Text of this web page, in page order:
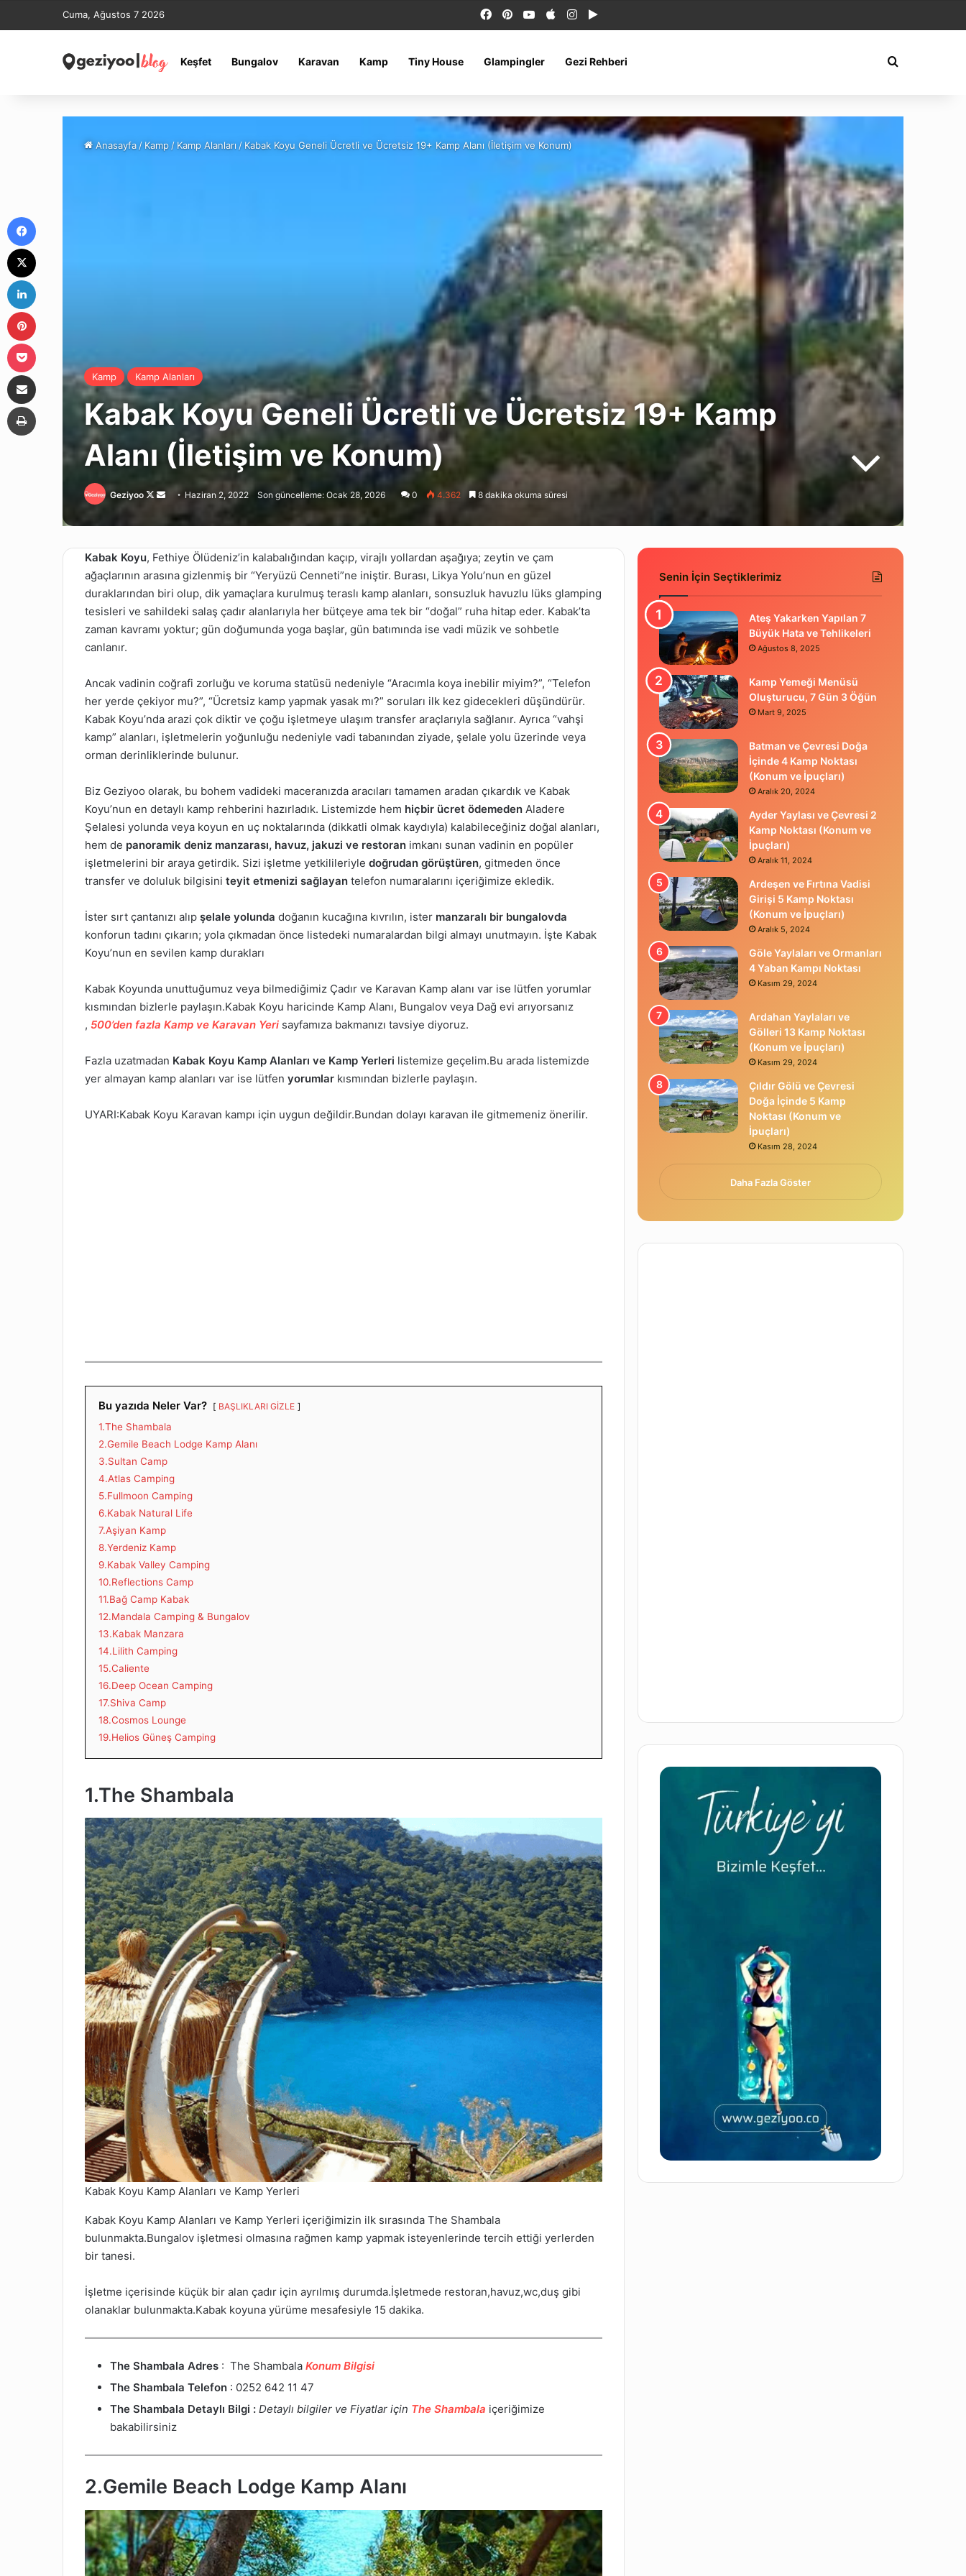
Cuma, Ağustos 7 2026 Facebook
PinterestYouTube
AppleInstagram
Google Play
Keşfet Bungalov Karavan Kamp Tiny House Glampingler Gezi Rehberi Arama yap
Anasayfa/Kamp/Kamp Alanları/Kabak Koyu Geneli Ücretli ve Ücretsiz 19+ Kamp Alanı (İletişim ve Konum)
Kamp Kamp Alanları
Kabak Koyu Geneli Ücretli ve Ücretsiz 19+ Kamp
Alanı (İletişim ve Konum)
Geziyoo
Follow
X
Bir
posta
Haziran 2, 2022 Son güncelleme: Ocak 28, 2026 0 4.362 8 dakika okuma süresi
Kabak Koyu, Fethiye Ölüdeniz’in kalabalığından kaçıp, virajlı yollardan aşağıya; zeytin ve çam
ağaçlarının arasına gizlenmiş bir “Yeryüzü Cenneti”ne iniştir. Burası, Likya Yolu’nun en güzel
duraklarından biri olup, dik yamaçlara kurulmuş teraslı kamp alanları, sonsuzluk havuzlu lüks glamping
tesisleri ve sahildeki salaş çadır alanlarıyla her bütçeye ama tek bir “doğal” ruha hitap eder. Kabak’ta
zaman kavramı yoktur; gün doğumunda yoga başlar, gün batımında ise vadi müzik ve sohbetle
canlanır.
Ancak vadinin coğrafi zorluğu ve koruma statüsü nedeniyle “Aracımla koya inebilir miyim?”, “Telefon
her yerde çekiyor mu?”, “Ücretsiz kamp yapmak yasak mı?” soruları ilk kez gidecekleri düşündürür.
Kabak Koyu’nda arazi çok diktir ve çoğu işletmeye ulaşım transfer araçlarıyla sağlanır. Ayrıca “vahşi
kamp” alanları, işletmelerin yoğunluğu nedeniyle vadi tabanından ziyade, şelale yolu üzerinde veya
orman derinliklerinde bulunur.
Biz Geziyoo olarak, bu bohem vadideki maceranızda aracıları tamamen aradan çıkardık ve Kabak
Koyu’nun en detaylı kamp rehberini hazırladık. Listemizde hem hiçbir ücret ödemeden Aladere
Şelalesi yolunda veya koyun en uç noktalarında (dikkatli olmak kaydıyla) kalabileceğiniz doğal alanları,
hem de panoramik deniz manzarası, havuz, jakuzi ve restoran imkanı sunan vadinin en popüler
işletmelerini bir araya getirdik. Sizi işletme yetkilileriyle doğrudan görüştüren, gitmeden önce
transfer ve doluluk bilgisini teyit etmenizi sağlayan telefon numaralarını içeriğimize ekledik.
İster sırt çantanızı alıp şelale yolunda doğanın kucağına kıvrılın, ister manzaralı bir bungalovda
konforun tadını çıkarın; yola çıkmadan önce listedeki numaralardan bilgi almayı unutmayın. İşte Kabak
Koyu’nun en sevilen kamp durakları
Kabak Koyunda unuttuğumuz veya bilmediğimiz Çadır ve Karavan Kamp alanı var ise lütfen yorumlar
kısmından bizlerle paylaşın.Kabak Koyu haricinde Kamp Alanı, Bungalov veya Dağ evi arıyorsanız
, 500’den fazla Kamp ve Karavan Yeri sayfamıza bakmanızı tavsiye diyoruz.
Fazla uzatmadan Kabak Koyu Kamp Alanları ve Kamp Yerleri listemize geçelim.Bu arada listemizde
yer almayan kamp alanları var ise lütfen yorumlar kısmından bizlerle paylaşın.
UYARI:Kabak Koyu Karavan kampı için uygun değildir.Bundan dolayı karavan ile gitmemeniz önerilir.
Bu yazıda Neler Var? BAŞLIKLARI GİZLE
1.The Shambala
2.Gemile Beach Lodge Kamp Alanı
3.Sultan Camp
4.Atlas Camping
5.Fullmoon Camping
6.Kabak Natural Life
7.Aşiyan Kamp
8.Yerdeniz Kamp
9.Kabak Valley Camping
10.Reflections Camp
11.Bağ Camp Kabak
12.Mandala Camping & Bungalov
13.Kabak Manzara
14.Lilith Camping
15.Caliente
16.Deep Ocean Camping
17.Shiva Camp
18.Cosmos Lounge
19.Helios Güneş Camping
1.The Shambala
Kabak Koyu Kamp Alanları ve Kamp Yerleri
Kabak Koyu Kamp Alanları ve Kamp Yerleri içeriğimizin ilk sırasında The Shambala
bulunmakta.Bungalov işletmesi olmasına rağmen kamp yapmak isteyenlerinde tercih ettiği yerlerden
bir tanesi.
İşletme içerisinde küçük bir alan çadır için ayrılmış durumda.İşletmede restoran,havuz,wc,duş gibi
olanaklar bulunmakta.Kabak koyuna yürüme mesafesiyle 15 dakika.
The Shambala Adres : The Shambala Konum Bilgisi
The Shambala Telefon : 0252 642 11 47
The Shambala Detaylı Bilgi : Detaylı bilgiler ve Fiyatlar için The Shambala içeriğimize
bakabilirsiniz
2.Gemile Beach Lodge Kamp Alanı
Senin İçin Seçtiklerimiz
Ateş Yakarken Yapılan 7
Büyük Hata ve Tehlikeleri
Ağustos 8, 2025
Kamp Yemeği Menüsü
Oluşturucu, 7 Gün 3 Öğün
Mart 9, 2025
Batman ve Çevresi Doğa
İçinde 4 Kamp Noktası
(Konum ve İpuçları)
Aralık 20, 2024
Ayder Yaylası ve Çevresi 2
Kamp Noktası (Konum ve
İpuçları)
Aralık 11, 2024
Ardeşen ve Fırtına Vadisi
Girişi 5 Kamp Noktası
(Konum ve İpuçları)
Aralık 5, 2024
Göle Yaylaları ve Ormanları
4 Yaban Kampı Noktası
Kasım 29, 2024
Ardahan Yaylaları ve
Gölleri 13 Kamp Noktası
(Konum ve İpuçları)
Kasım 29, 2024
Çıldır Gölü ve Çevresi
Doğa İçinde 5 Kamp
Noktası (Konum ve
İpuçları)
Kasım 28, 2024
Daha Fazla Göster
E-Posta ile paylaş